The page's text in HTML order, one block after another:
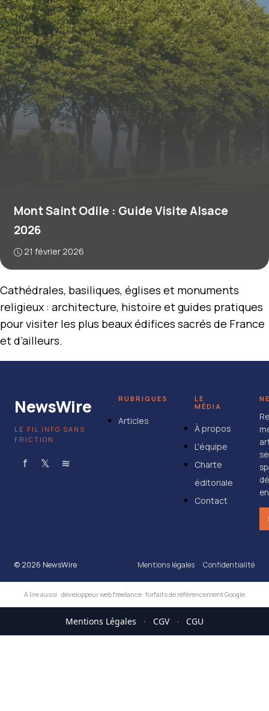
Mont Saint Odile : Guide Visite Alsace
2026
21 février 2026
Cathédrales, basiliques, églises et monuments
religieux : architecture, histoire et guides pratiques
pour visiter les plus beaux édifices sacrés de France
et d’ailleurs.
NewsWire
LE FIL INFO SANS
FRICTION
f 𝕏 ≋
RUBRIQUES
Articles
LE
MÉDIA
À propos
L'équipe
Charte
éditoriale
Contact
© 2026 NewsWire Mentions légales Confidentialité
A lire aussi : développeur web freelance ·forfaits de référencement Google
Mentions Légales · CGV · CGU